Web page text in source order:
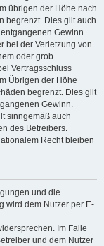
übrigen der Höhe nach
begrenzt. Dies gilt auch
Gewinn.
bei der Verletzung von
oder grob
Vertragsschluss
Übrigen der Höhe
begrenzt. Dies gilt
Gewinn.
sinngemäß auch
des Betreibers.
Recht bleiben
und die
wird dem Nutzer per E-
Im Falle
und dem Nutzer